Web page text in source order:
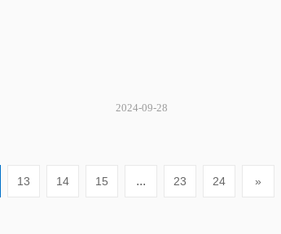
2024-09-28
13 14 15 ... 23 24 »